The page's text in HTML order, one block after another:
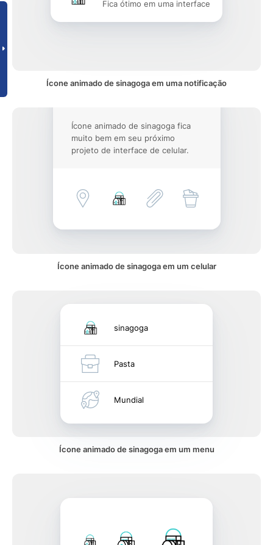
Fica ótimo em uma interface
Ícone animado de sinagoga em uma notificação
Ícone animado de sinagoga fica
muito bem em seu próximo
projeto de interface de celular.
Ícone animado de sinagoga em um celular
sinagoga
Pasta
Mundial
Ícone animado de sinagoga em um menu